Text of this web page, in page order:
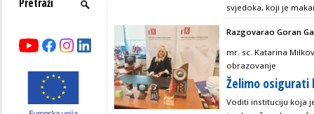
svjedoka, koji je
Razgovarao Goran
mr. sc. Katarina
obrazovanje
Želimo osigurati
Voditi instituciju koja